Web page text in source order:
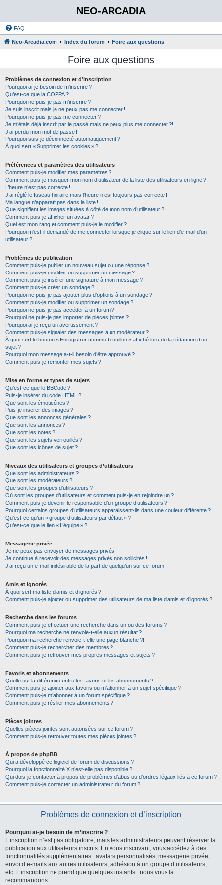
NEO-ARCADIA
FAQ
Neo-Arcadia.com Index du forum Foire aux questions
Foire aux questions
Problèmes de connexion et d’inscription
Pourquoi ai-je besoin de m’inscrire ?
Qu’est-ce que la COPPA ?
Pourquoi ne puis-je pas m’inscrire ?
Je suis inscrit mais je ne peux pas me connecter !
Pourquoi ne puis-je pas me connecter ?
Je m’étais déjà inscrit par le passé mais ne peux plus me connecter ?!
J’ai perdu mon mot de passe !
Pourquoi suis-je déconnecté automatiquement ?
À quoi sert « Supprimer les cookies » ?
Préférences et paramètres des utilisateurs
Comment puis-je modifier mes paramètres ?
Comment puis-je masquer mon nom d’utilisateur de la liste des utilisateurs en ligne ?
L’heure n’est pas correcte !
J’ai réglé le fuseau horaire mais l’heure n’est toujours pas correcte !
Ma langue n’apparaît pas dans la liste !
Que signifient les images situées à côté de mon nom d’utilisateur ?
Comment puis-je afficher un avatar ?
Quel est mon rang et comment puis-je le modifier ?
Pourquoi m’est-il demandé de me connecter lorsque je clique sur le lien d’e-mail d’un
utilisateur ?
Problèmes de publication
Comment puis-je publier un nouveau sujet ou une réponse ?
Comment puis-je modifier ou supprimer un message ?
Comment puis-je insérer une signature à mon message ?
Comment puis-je créer un sondage ?
Pourquoi ne puis-je pas ajouter plus d’options à un sondage ?
Comment puis-je modifier ou supprimer un sondage ?
Pourquoi ne puis-je pas accéder à un forum ?
Pourquoi ne puis-je pas importer de pièces jointes ?
Pourquoi ai-je reçu un avertissement ?
Comment puis-je signaler des messages à un modérateur ?
À quoi sert le bouton « Enregistrer comme brouillon » affiché lors de la rédaction d’un
sujet ?
Pourquoi mon message a-t-il besoin d’être approuvé ?
Comment puis-je remonter mes sujets ?
Mise en forme et types de sujets
Qu’est-ce que le BBCode ?
Puis-je insérer du code HTML ?
Que sont les émoticônes ?
Puis-je insérer des images ?
Que sont les annonces générales ?
Que sont les annonces ?
Que sont les notes ?
Que sont les sujets verrouillés ?
Que sont les icônes de sujet ?
Niveaux des utilisateurs et groupes d’utilisateurs
Que sont les administrateurs ?
Que sont les modérateurs ?
Que sont les groupes d’utilisateurs ?
Où sont les groupes d’utilisateurs et comment puis-je en rejoindre un ?
Comment puis-je devenir le responsable d’un groupe d’utilisateurs ?
Pourquoi certains groupes d’utilisateurs apparaissent-ils dans une couleur différente ?
Qu’est-ce qu’un « groupe d’utilisateurs par défaut » ?
Qu’est-ce que le lien « L’équipe » ?
Messagerie privée
Je ne peux pas envoyer de messages privés !
Je continue à recevoir des messages privés non sollicités !
J’ai reçu un e-mail indésirable de la part de quelqu’un sur ce forum !
Amis et ignorés
À quoi sert ma liste d’amis et d’ignorés ?
Comment puis-je ajouter ou supprimer des utilisateurs de ma liste d’amis et d’ignorés ?
Recherche dans les forums
Comment puis-je effectuer une recherche dans un ou des forums ?
Pourquoi ma recherche ne renvoie-t-elle aucun résultat ?
Pourquoi ma recherche renvoie-t-elle une page blanche ?!
Comment puis-je rechercher des membres ?
Comment puis-je retrouver mes propres messages et sujets ?
Favoris et abonnements
Quelle est la différence entre les favoris et les abonnements ?
Comment puis-je ajouter aux favoris ou m’abonner à un sujet spécifique ?
Comment puis-je m’abonner à un forum spécifique ?
Comment puis-je résilier mes abonnements ?
Pièces jointes
Quelles pièces jointes sont autorisées sur ce forum ?
Comment puis-je retrouver toutes mes pièces jointes ?
À propos de phpBB
Qui a développé ce logiciel de forum de discussions ?
Pourquoi la fonctionnalité X n’est-elle pas disponible ?
Qui dois-je contacter à propos de problèmes d’abus ou d’ordres légaux liés à ce forum ?
Comment puis-je contacter un administrateur du forum ?
Problèmes de connexion et d’inscription
Pourquoi ai-je besoin de m’inscrire ?
L’inscription n’est pas obligatoire, mais les administrateurs peuvent réserver la
publication aux utilisateurs inscrits. En vous inscrivant, vous accédez à des
fonctionnalités supplémentaires : avatars personnalisés, messagerie privée,
envoi d’e-mails aux autres utilisateurs, adhésion à un groupe d’utilisateurs,
etc. L’inscription ne prend que quelques instants : nous vous la
recommandons.